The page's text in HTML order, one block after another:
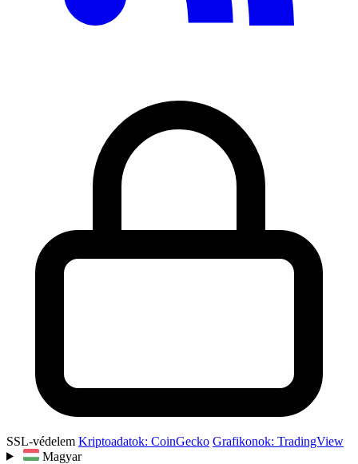
SSL-védelem Kriptoadatok: CoinGecko Grafikonok: TradingView
Magyar